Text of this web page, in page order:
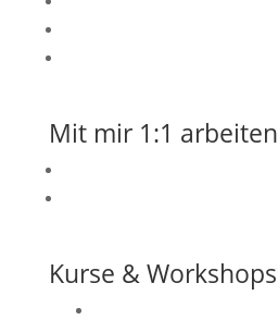
Mit mir 1:1 arbeiten
Kurse & Workshops